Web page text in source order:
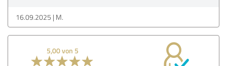
16.09.2025 M.
5,00 von 5